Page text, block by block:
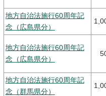
地方自治法施行60周年記
念（広島県分）
地方自治法施行60周年記
念（広島県分）
地方自治法施行60周年記
念（群馬県分）